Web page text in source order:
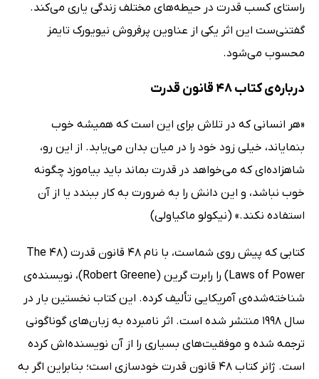
راستای کسب قدرت در حیطه‌های مختلف زندگی یاری می‌کند.
گفتنی‌ست این اثر یکی از عناوین پرفروش نیویورک تایمز
محسوب می‌شود.
درباره‌ی کتاب 48 قانون قدرت
«هر انسانی که در تلاش برای این است که همیشه خوب
بنمایاند، خیلی زود خود را در میان بدان می‌یابد. از این رو،
شاهزاده‌ای که می‌خواهد در قدرت بماند باید بیاموزد چگونه
خوب نباشد، و این دانش را به‌ ضرورت به‌ کار ببندد یا از آن
استفاده نکند.» (نیکولو ماکیاولی)
کتابی که پیش روی شماست، با نام 48 قانون قدرت (The 48
Laws of Power) را رابرت گرین (Robert Greene)، نویسنده‌ی
شناخته‌شده‌ی آمریکایی تألیف کرده. این کتاب نخستین بار در
سال 1998 منتشر شده است. اثر نامبرده به زبان‌های گوناگونی
ترجمه شده و موفقیت‌های بسیاری را از آن نویسنده‌اش کرده
است. ژانر کتاب 48 قانون قدرت خودسازی است؛ بنابراین اگر به